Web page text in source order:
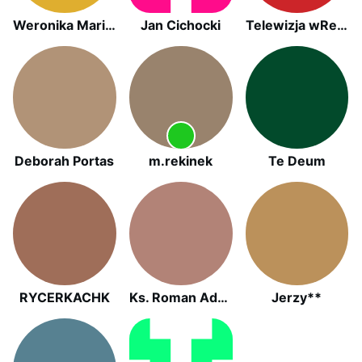
Weronika Maria Weronika Maria Jan Cichocki Telewizja wRealu24
Deborah Portas m.rekinek Te Deum
RYCERKACHK Ks. Roman Adam Kneblewski Jerzy**